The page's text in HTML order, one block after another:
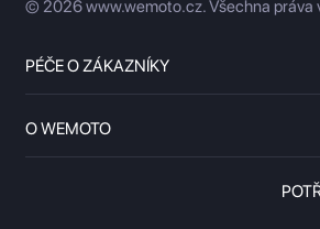
© 2026 www.wemoto.cz.Všechna práva
PÉČE O ZÁKAZNÍKY
O WEMOTO